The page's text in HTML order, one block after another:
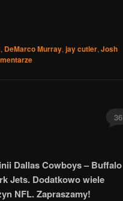
, DeMarco Murray, jay cutler, Josh
36
Dallas Cowboys – Buffalo
Jets. Dodatkowo wiele
NFL. Zapraszamy!